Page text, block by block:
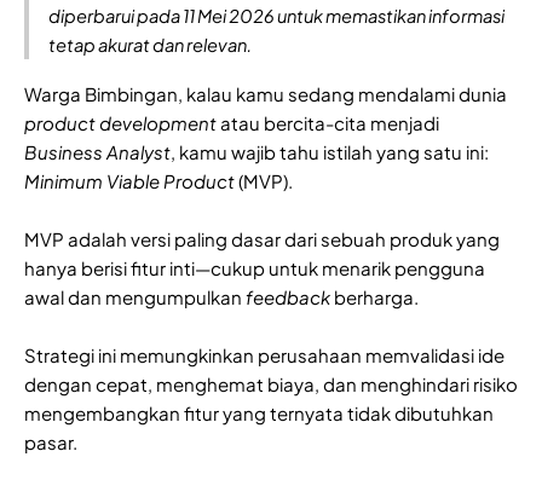
diperbarui pada 11 Mei 2026 untuk memastikan informasi
tetap akurat dan relevan.
Warga Bimbingan, kalau kamu sedang mendalami dunia
product developmentatau bercita-cita menjadi
Business Analyst, kamu wajib tahu istilah yang satu ini:
Minimum Viable Product(MVP).
MVP adalah versi paling dasar dari sebuah produk yang
hanya berisi fitur inti—cukup untuk menarik pengguna
awal dan mengumpulkan feedback berharga.
Strategi ini memungkinkan perusahaan memvalidasi ide
dengan cepat, menghemat biaya, dan menghindari risiko
mengembangkan fitur yang ternyata tidak dibutuhkan
pasar.